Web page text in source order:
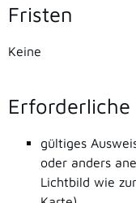
Fristen
Keine
gültiges
oder anders
Lichtbild wie